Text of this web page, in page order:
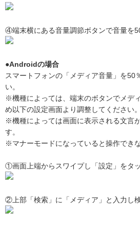
④端末横にある音量調節ボタンで音量を
●Androidの場合
スマートフォンの「メディア音量」を50
い。
※機種によっては、端末のボタンでメデ
め以下の設定画面より調整してください。
※機種によっては画面に表示される文言
す。
※マナーモードになっていると操作でき
①画面上端からスワイプし「設定」をタ
②上部「検索」に「メディア」と入力し